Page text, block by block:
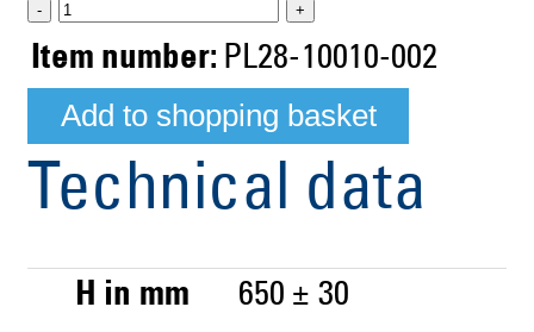
- +
Item number: PL28-10010-002
Technical data
H in mm
650 ± 30